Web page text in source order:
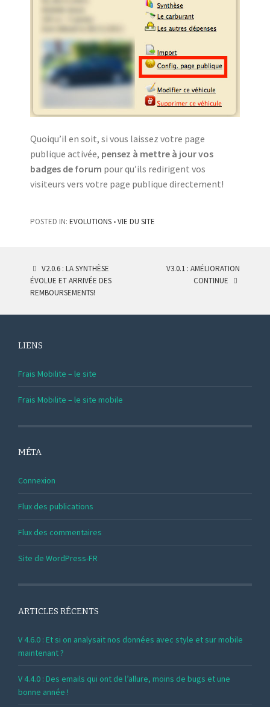
Quoiqu’il en soit, si vous laissez votre page
publique activée, pensez à mettre à jour vos
badges de forum pour qu’ils redirigent vos
visiteurs vers votre page publique directement!
POSTED IN: EVOLUTIONS •VIE DU SITE
POST
NAVIGATION
V2.0.6 : LA SYNTHÈSE
ÉVOLUE ET ARRIVÉE DES
REMBOURSEMENTS!
V3.0.1 : AMÉLIORATION
CONTINUE
LIENS
Frais Mobilite – le site
Frais Mobilite – le site mobile
MÉTA
Connexion
Flux des publications
Flux des commentaires
Site de WordPress-FR
ARTICLES RÉCENTS
V 4.6.0 : Et si on analysait nos données avec style et sur mobile
maintenant ?
V 4.4.0 : Des emails qui ont de l’allure, moins de bugs et une
bonne année !